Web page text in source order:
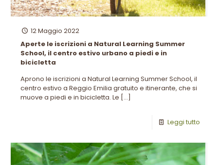
12 Maggio 2022
Aperte le iscrizioni a Natural Learning Summer
School, il centro estivo urbano a piedi e in
bicicletta
Aprono le iscrizioni a Natural Learning Summer School, il
centro estivo a Reggio Emilia gratuito e itinerante, che si
muove a piedi e in bicicletta. Le […]
Leggi tutto